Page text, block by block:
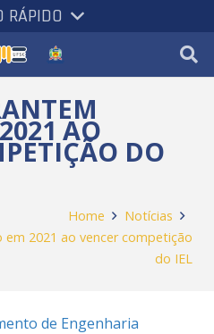
RÁPIDO
AO
DO
Home
Notícias
2021 ao vencer competição
do IEL
de Engenharia